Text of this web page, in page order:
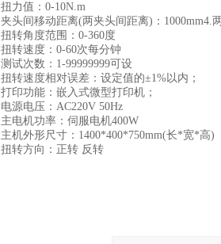
扭力值：0-10N.m
夹头间移动距离(两夹头间距离)：1000mm4.
扭转角度范围：0-360度
扭转速度：0-60次每分钟
测试次数：1-99999999可设
扭转速度相对误差：设定值的±1%以内；
打印功能：嵌入式微型打印机；
电源电压：AC220V 50Hz
主电机功率：伺服电机400W
主机外形尺寸：1400*400*750mm(长*宽*高)
扭转方向：正转 反转